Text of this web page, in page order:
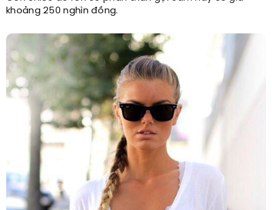
khoảng 250 nghìn đồng.